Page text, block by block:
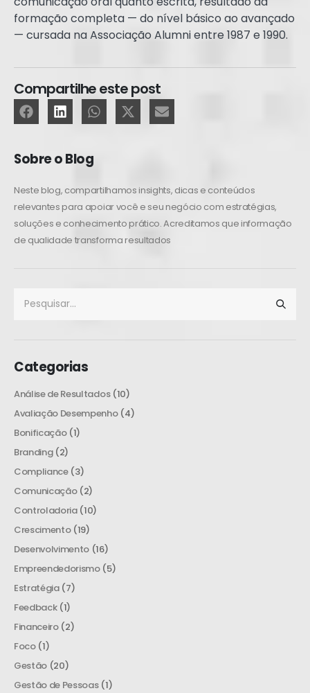
formação completa — do nível básico ao avançado
— cursada na Associação Alumni entre 1987 e 1990.
Compartilhe este post
Sobre o Blog
Neste blog, compartilhamos insights, dicas e conteúdos
relevantes para apoiar você e seu negócio com estratégias,
soluções e conhecimento prático. Acreditamos que informação
de qualidade transforma resultados
Categorias
Análise de Resultados(10)
Avaliação Desempenho(4)
Bonificação(1)
Branding(2)
Compliance(3)
Comunicação(2)
Controladoria(10)
Crescimento(19)
Desenvolvimento (16)
Empreendedorismo(5)
Estratégia(7)
Feedback(1)
Financeiro(2)
Foco(1)
Gestão (20)
Gestão de Pessoas(1)